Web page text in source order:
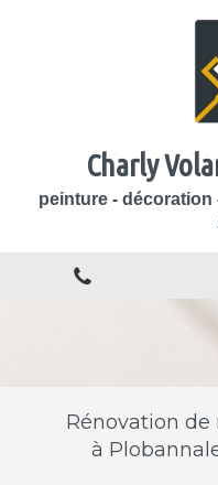
Charly
peinture -
Rénovation
à